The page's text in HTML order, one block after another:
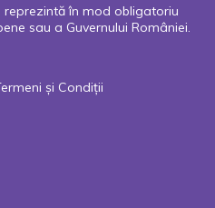
în mod obligatoriu
sau a Guvernului României.
și Condiții